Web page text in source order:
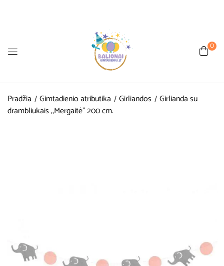
0
Pradžia Gimtadienio atributika Girliandos Girlianda su
drambliukais ,,Mergaitė” 200 cm.